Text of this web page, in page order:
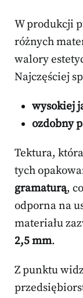
W produkcji
różnych
walory
Najczęściej
wysokiej
ozdobny
Tektura,
tych
gramaturą,
odporna na
materiału
2,5 mm.
Z punktu